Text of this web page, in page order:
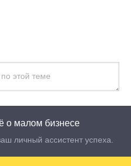
о малом бизнесе
личный ассистент успеха.